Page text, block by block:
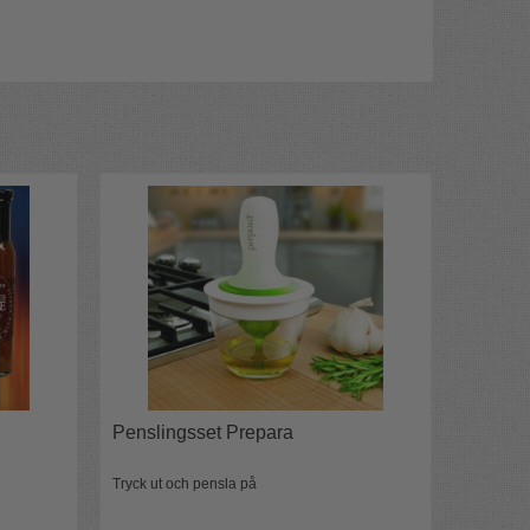
Penslingsset Prepara
Tryck ut och pensla på